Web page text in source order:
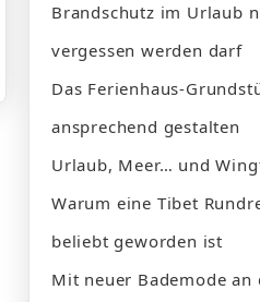
Brandschutz im Urlaub
vergessen werden darf
Das Ferienhaus-
ansprechend gestalten
Urlaub, Meer… und
Warum eine Tibet
beliebt geworden ist
Mit neuer Bademode an